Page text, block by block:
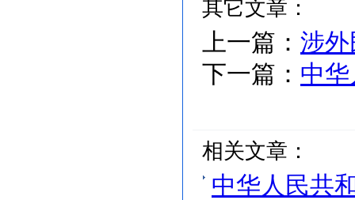
其它文章：
上一篇： 涉
下一篇： 中
相关文章：
中华人民共